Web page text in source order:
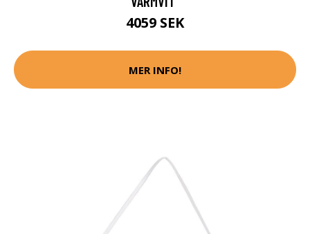
4059 SEK
MER INFO!